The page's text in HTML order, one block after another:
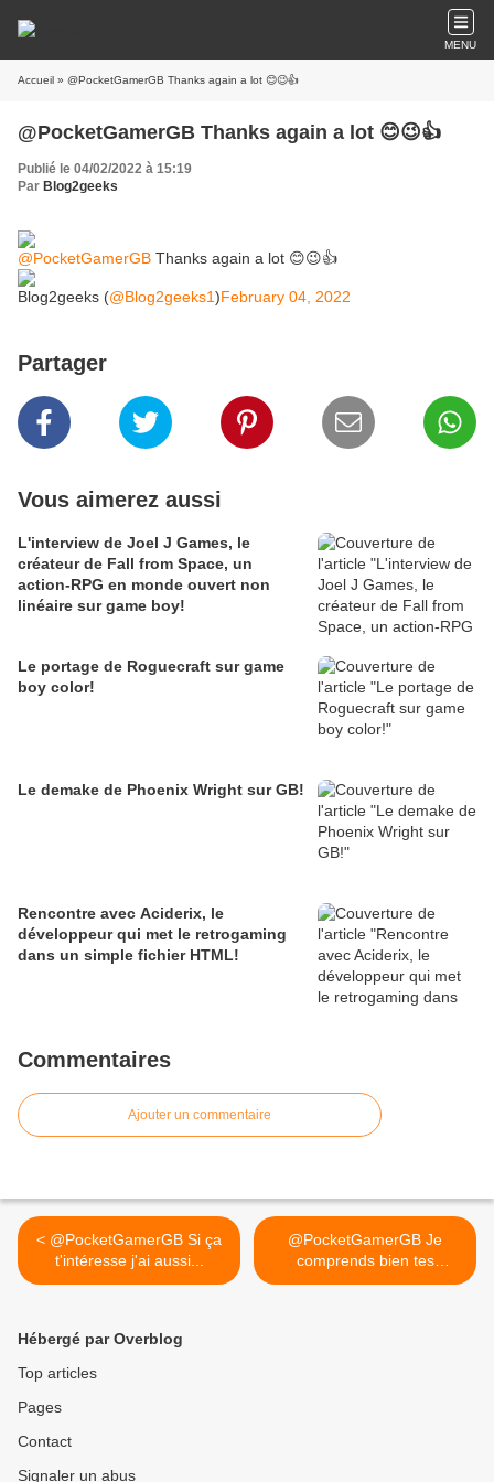
MENU
Accueil » @PocketGamerGB Thanks again a lot 😊😉👍
@PocketGamerGB Thanks again a lot 😊😉👍
Publié le 04/02/2022 à 15:19
Par Blog2geeks
@PocketGamerGB Thanks again a lot 😊😉👍
Blog2geeks (@Blog2geeks1)February 04, 2022
Partager
Vous aimerez aussi
L'interview de Joel J Games, le
créateur de Fall from Space, un
action-RPG en monde ouvert non
linéaire sur game boy!
Le portage de Roguecraft sur game
boy color!
Le demake de Phoenix Wright sur GB!
Rencontre avec Aciderix, le
développeur qui met le retrogaming
dans un simple fichier HTML!
Commentaires
Ajouter un commentaire
< @PocketGamerGB Si ça
t'intéresse j'ai aussi...
@PocketGamerGB Je
comprends bien tes
arguments et... >
Hébergé par Overblog
Top articles
Pages
Contact
Signaler un abus